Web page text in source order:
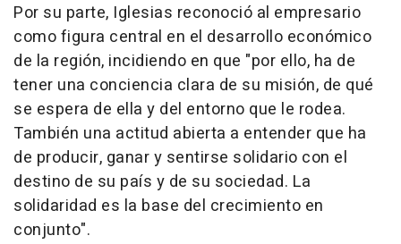
Por su parte, Iglesias reconoció al empresario
como figura central en el desarrollo económico
de la región, incidiendo en que "por ello, ha de
tener una conciencia clara de su misión, de qué
se espera de ella y del entorno que le rodea.
También una actitud abierta a entender que ha
de producir, ganar y sentirse solidario con el
destino de su país y de su sociedad. La
solidaridad es la base del crecimiento en
conjunto".